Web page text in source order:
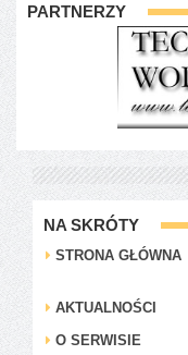
PARTNERZY
NA SKRÓTY
STRONA GŁÓWNA
AKTUALNOŚCI
O SERWISIE